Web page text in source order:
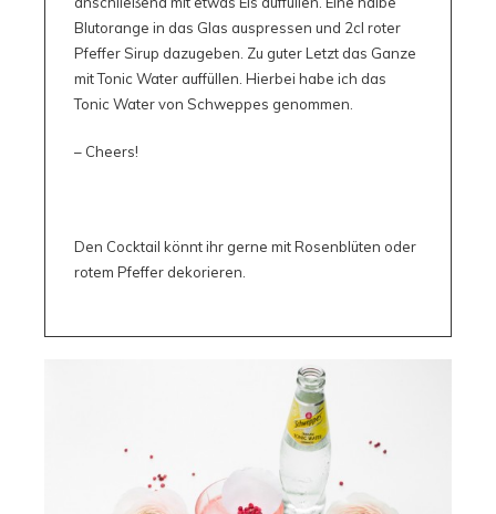
Blutorange in das Glas auspressen und 2cl roter
Pfeffer Sirup dazugeben. Zu guter Letzt das Ganze
mit Tonic Water auffüllen. Hierbei habe ich das
Tonic Water von Schweppes genommen.
– Cheers!
Den Cocktail könnt ihr gerne mit Rosenblüten oder
rotem Pfeffer dekorieren.